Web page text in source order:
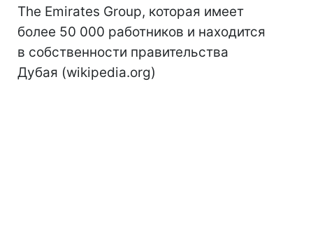
The Emirates Group, которая имеет
более 50 000 работников и находится
в собственности правительства
Дубая (wikipedia.org)